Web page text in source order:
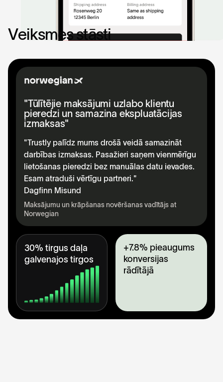
Veiksmesstāsti
"Tūlītējie maksājumi uzlabo klientu
pieredzi un samazina ekspluatācijas
izmaksas"
"Trustly palīdz mums drošā veidā samazināt
darbības izmaksas. Pasažieri saņem vienmērīgu
lietošanas pieredzi bez manuālas datu ievades.
Esam atraduši vērtīgu partneri."
Dagfinn Misund
Maksājumu un krāpšanas novēršanas vadītājs at
Norwegian
30% tirgus daļa
galvenajos tirgos
+7.8% pieaugums
konversijas
rādītājā